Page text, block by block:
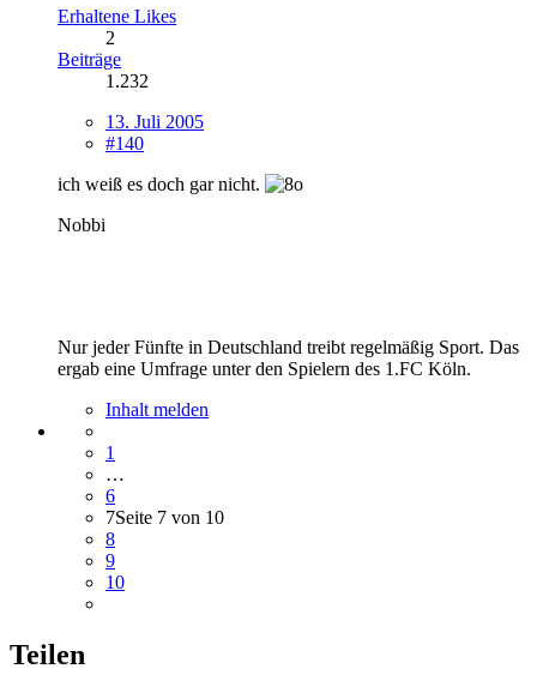
Erhaltene Likes
2
Beiträge
1.232
13. Juli 2005
#140
ich weiß es doch gar nicht.
Nobbi
Nur jeder Fünfte in Deutschland treibt regelmäßig Sport. Das
ergab eine Umfrage unter den Spielern des 1.FC Köln.
Inhalt melden
1
…
6
7Seite 7 von 10
8
9
10
Teilen